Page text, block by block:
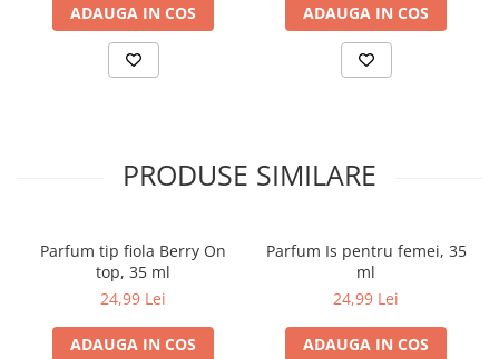
ADAUGA IN COS ADAUGA IN COS
PRODUSE SIMILARE
Parfum tip fiola Berry On
top, 35 ml
24,99 Lei
ADAUGA IN COS
Parfum Is pentru femei, 35
ml
24,99 Lei
ADAUGA IN COS